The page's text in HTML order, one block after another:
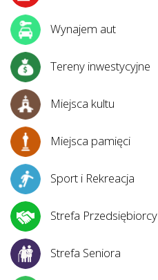
Wynajem aut
Tereny inwestycyjne
Miejsca kultu
Miejsca pamięci
Sport i Rekreacja
Strefa Przedsiębiorcy
Strefa Seniora